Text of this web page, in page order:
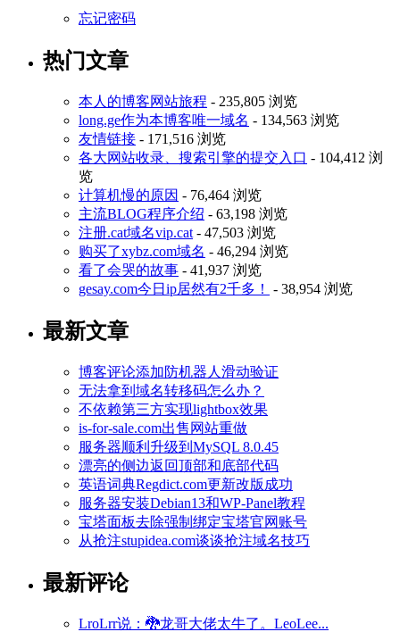
忘记密码
热门文章
本人的博客网站旅程 - 235,805 浏览
long.ge作为本博客唯一域名 - 134,563 浏览
友情链接 - 171,516 浏览
各大网站收录、搜索引擎的提交入口 - 104,412 浏
览
计算机慢的原因 - 76,464 浏览
主流BLOG程序介绍 - 63,198 浏览
注册.cat域名vip.cat - 47,503 浏览
购买了xybz.com域名 - 46,294 浏览
看了会哭的故事 - 41,937 浏览
gesay.com今日ip居然有2千多！
- 38,954 浏览
最新文章
博客评论添加防机器人滑动验证
无法拿到域名转移码怎么办？
不依赖第三方实现lightbox效果
is-for-sale.com出售网站重做
服务器顺利升级到MySQL 8.0.45
漂亮的侧边返回顶部和底部代码
英语词典Regdict.com更新改版成功
服务器安装Debian13和WP-Panel教程
宝塔面板去除强制绑定宝塔官网账号
从抢注stupidea.com谈谈抢注域名技巧
最新评论
LroLrr说：🐉龙哥大佬太牛了。LeoLee...